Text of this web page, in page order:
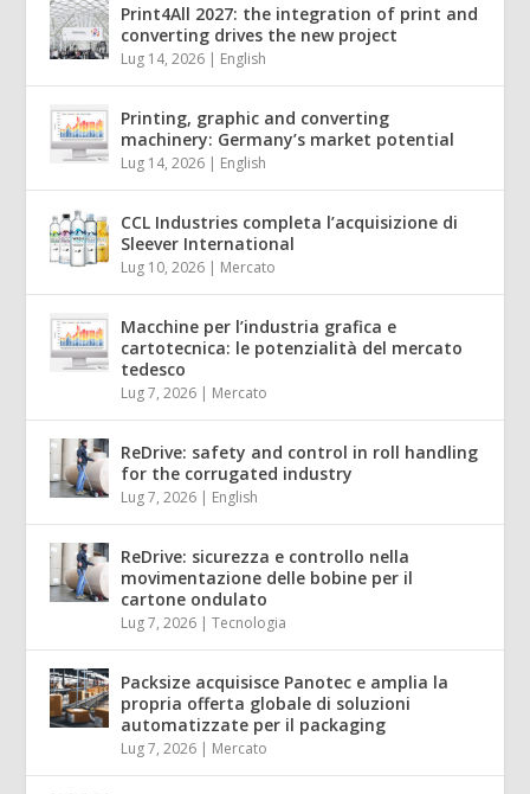
Print4All 2027: the integration of print and
converting drives the new project
Lug 14, 2026 | English
Printing, graphic and converting
machinery: Germany’s market potential
Lug 14, 2026 | English
CCL Industries completa l’acquisizione di
Sleever International
Lug 10, 2026 | Mercato
Macchine per l’industria grafica e
cartotecnica: le potenzialità del mercato
tedesco
Lug 7, 2026 | Mercato
ReDrive: safety and control in roll handling
for the corrugated industry
Lug 7, 2026 | English
ReDrive: sicurezza e controllo nella
movimentazione delle bobine per il
cartone ondulato
Lug 7, 2026 |Tecnologia
Packsize acquisisce Panotec e amplia la
propria offerta globale di soluzioni
automatizzate per il packaging
Lug 7, 2026 | Mercato